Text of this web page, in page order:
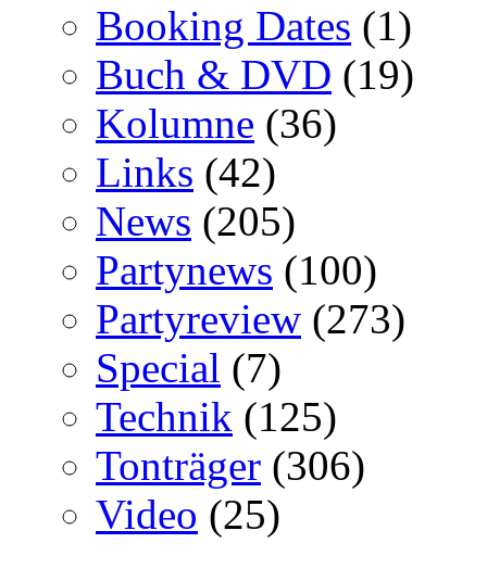
Booking Dates (1)
Buch & DVD (19)
Kolumne (36)
Links (42)
News (205)
Partynews (100)
Partyreview (273)
Special (7)
Technik (125)
Tonträger (306)
Video (25)